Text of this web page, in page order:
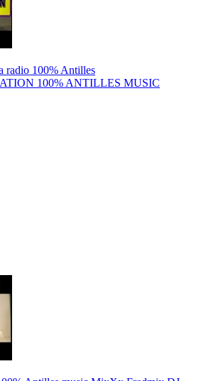
radio 100% Antilles
100% ANTILLES MUSIC